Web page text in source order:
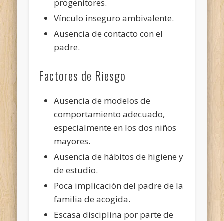
progenitores.
Vínculo inseguro ambivalente.
Ausencia de contacto con el
padre.
Factores de Riesgo
Ausencia de modelos de
comportamiento adecuado,
especialmente en los dos niños
mayores.
Ausencia de hábitos de higiene y
de estudio.
Poca implicación del padre de la
familia de acogida.
Escasa disciplina por parte de